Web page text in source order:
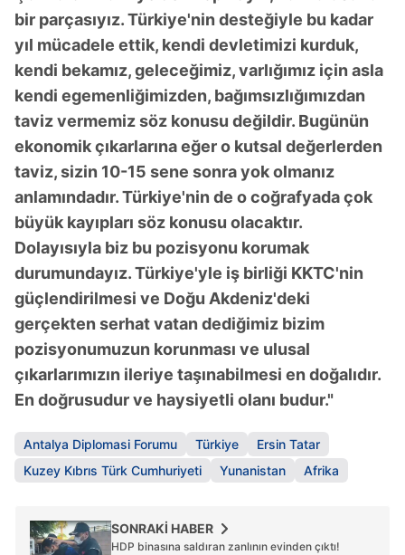
bir parçasıyız. Türkiye'nin desteğiyle bu kadar
yıl mücadele ettik, kendi devletimizi kurduk,
kendi bekamız, geleceğimiz, varlığımız için asla
kendi egemenliğimizden, bağımsızlığımızdan
taviz vermemiz söz konusu değildir. Bugünün
ekonomik çıkarlarına eğer o kutsal değerlerden
taviz, sizin 10-15 sene sonra yok olmanız
anlamındadır. Türkiye'nin de o coğrafyada çok
büyük kayıpları söz konusu olacaktır.
Dolayısıyla biz bu pozisyonu korumak
durumundayız. Türkiye'yle iş birliği KKTC'nin
güçlendirilmesi ve Doğu Akdeniz'deki
gerçekten serhat vatan dediğimiz bizim
pozisyonumuzun korunması ve ulusal
çıkarlarımızın ileriye taşınabilmesi en doğalıdır.
En doğrusudur ve haysiyetli olanı budur."
Antalya Diplomasi Forumu Türkiye
Ersin Tatar
Kuzey Kıbrıs Türk Cumhuriyeti
Yunanistan Afrika
SONRAKİ HABER
HDP binasına saldıran zanlının evinden çıktı!